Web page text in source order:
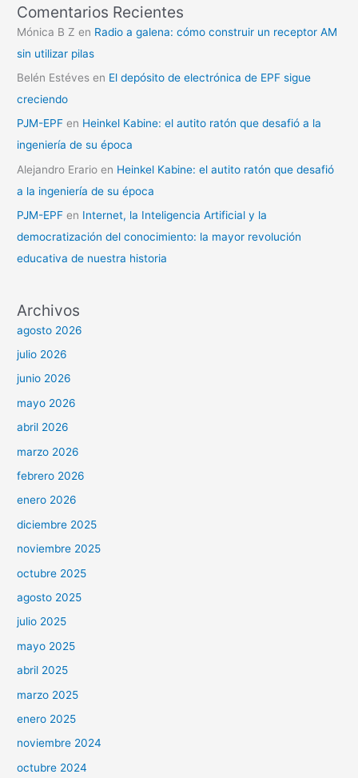
Comentarios Recientes
Mónica B Z en Radio a galena: cómo construir un receptor AM
sin utilizar pilas
Belén Estéves en El depósito de electrónica de EPF sigue
creciendo
PJM-EPF en Heinkel Kabine: el autito ratón que desafió a la
ingeniería de su época
Alejandro Erario en Heinkel Kabine: el autito ratón que desafió
a la ingeniería de su época
PJM-EPF en Internet, la Inteligencia Artificial y la
democratización del conocimiento: la mayor revolución
educativa de nuestra historia
Archivos
agosto 2026
julio 2026
junio 2026
mayo 2026
abril 2026
marzo 2026
febrero 2026
enero 2026
diciembre 2025
noviembre 2025
octubre 2025
agosto 2025
julio 2025
mayo 2025
abril 2025
marzo 2025
enero 2025
noviembre 2024
octubre 2024